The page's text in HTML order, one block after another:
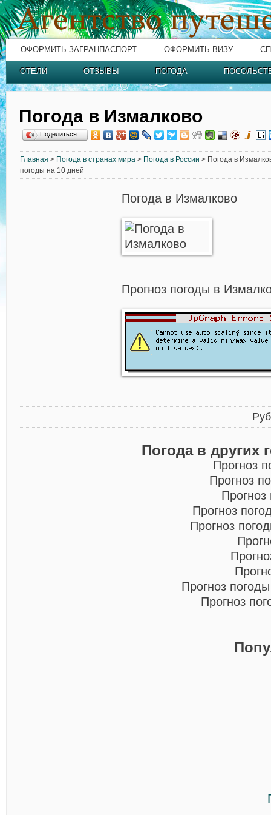
ОФОРМИТЬ ЗАГРАНПАСПОРТ ОФОРМИТЬ ВИЗУ
ОТЕЛИ ОТЗЫВЫ ПОГОДА
Погода в Измалково
Поделиться…
Главная > Погода в странах мира > Погода в России > Погода в
погоды на 10 дней
Погода в Измалково
Прогноз погоды в
Погода в других
Прогноз
Прогноз
Прогноз
Прогноз
Прогноз
Прогноз